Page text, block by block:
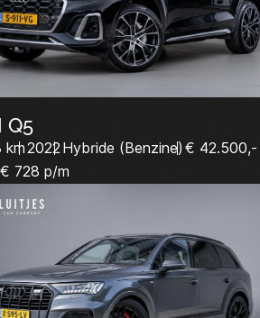
Q5
km2022 Hybride (Benzine) € 42.500,-
728 p/m